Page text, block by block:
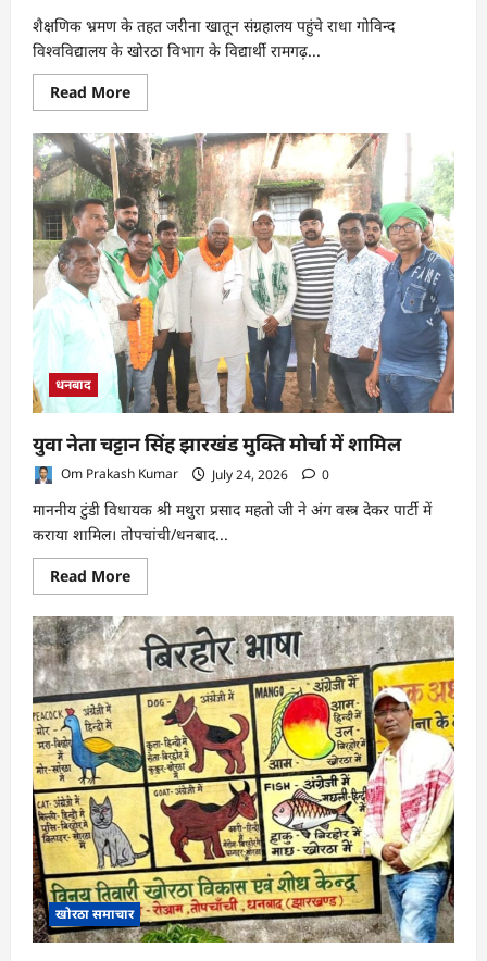
शैक्षणिक भ्रमण के तहत जरीना खातून संग्रहालय पहुंचे राधा गोविन्द
विश्वविद्यालय के खोरठा विभाग के विद्यार्थी रामगढ़...
Read MoreRead
more
जरीना
खातून
संग्रहालय
में
विद्यार्थियों
ने
जाना
झारखंड
की
पुरातात्विक
और
सांस्कृतिक
विरासत
का
इतिहास
धनबाद
युवा नेता चट्टान सिंह झारखंड मुक्ति मोर्चा में शामिल
Om Prakash Kumar July 24, 2026 0
माननीय टुंडी विधायक श्री मथुरा प्रसाद महतो जी ने अंग वस्त्र देकर पार्टी में
कराया शामिल। तोपचांची/धनबाद...
Read MoreRead
more
युवा
नेता
चट्टान
सिंह
झारखंड
मुक्ति
मोर्चा
में
शामिल
खोरठा समाचार